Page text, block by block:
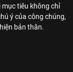
tiêu không chỉ
ý của công chúng,
bản thân.